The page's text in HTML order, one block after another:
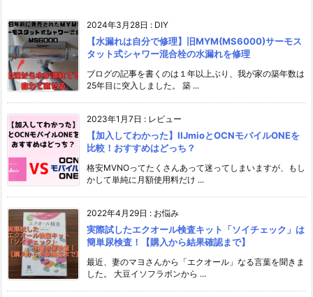
2024年3月28日 : DIY
【水漏れは自分で修理】旧MYM(MS6000)サーモス
タット式シャワー混合栓の水漏れを修理
ブログの記事を書くのは１年以上ぶり、我が家の築年数は
25年目に突入しました。 築 ...
2023年1月7日 : レビュー
【加入してわかった】IIJmioとOCNモバイルONEを
比較！おすすめはどっち？
格安MVNOってたくさんあって迷ってしまいますが、もし
かして単純に月額使用料だけ ...
2022年4月29日 : お悩み
実際試したエクオール検査キット「ソイチェック」は
簡単尿検査！【購入から結果確認まで】
最近、妻のマヨさんから「エクオール」なる言葉を聞きま
した。 大豆イソフラボンから ...